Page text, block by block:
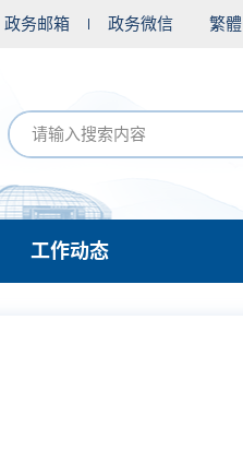
政务邮箱 政务微信 繁體
工作动态